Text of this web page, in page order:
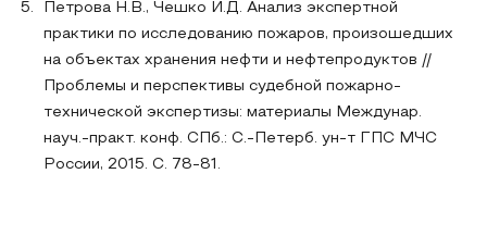
Петрова Н.В., Чешко И.Д. Анализ экспертной
практики по исследованию пожаров, произошедших
на объектах хранения нефти и нефтепродуктов //
Проблемы и перспективы судебной пожарно-
технической экспертизы: материалы Междунар.
науч.-практ. конф. СПб.: С.-Петерб. ун-т ГПС МЧС
России, 2015. С. 78-81.